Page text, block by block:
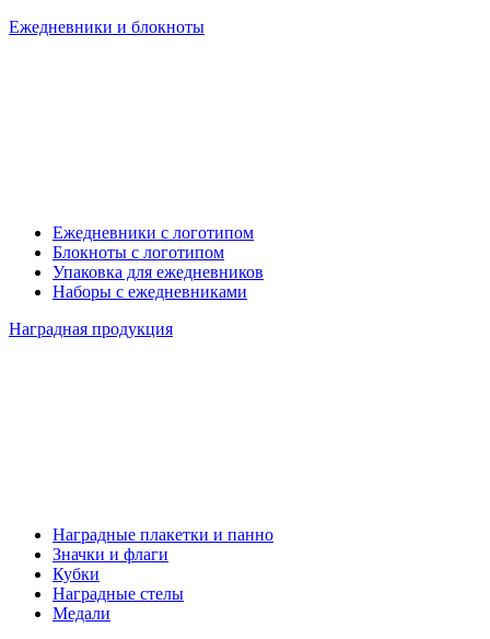
Ежедневники и блокноты
Ежедневники с логотипом
Блокноты с логотипом
Упаковка для ежедневников
Наборы с ежедневниками
Наградная продукция
Наградные плакетки и панно
Значки и флаги
Кубки
Наградные стелы
Медали